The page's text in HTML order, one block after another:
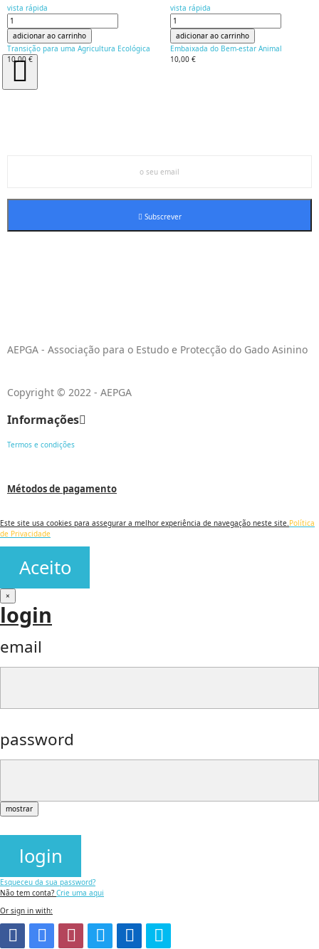
vista rápida
adicionar ao carrinho
Transição para uma Agricultura Ecológica
10,00 €
vista rápida
adicionar ao carrinho
Embaixada do Bem-estar Animal
10,00 €
Subscrever
AEPGA - Associação para o Estudo e Protecção do Gado Asinino
Copyright © 2022 - AEPGA
Informações
Termos e condições
Métodos de pagamento
Este site usa cookies para assegurar a melhor experiência de navegação neste site.Política
de Privacidade
Aceito
×
login
email
password
mostrar
login
Esqueceu da sua password?
Não tem conta? Crie uma aqui
Or sign in with: